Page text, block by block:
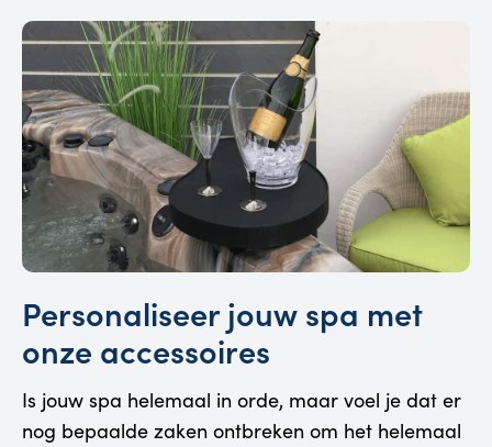
Personaliseer jouw spa met
onze accessoires
Is jouw spa helemaal in orde, maar voel je dat er
nog bepaalde zaken ontbreken om het helemaal